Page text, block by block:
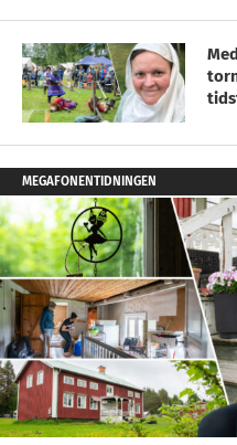
MEGAFONENTIDNINGEN